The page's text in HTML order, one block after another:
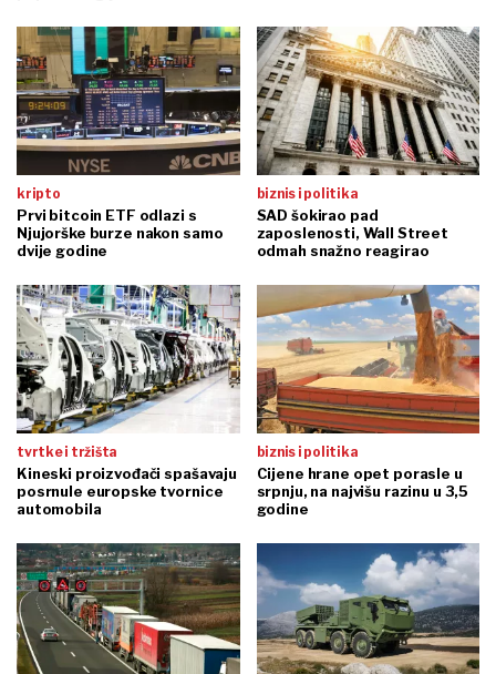
kripto
Prvi bitcoin ETF odlazi s
Njujorške burze nakon samo
dvije godine
biznis i politika
SAD šokirao pad
zaposlenosti, Wall Street
odmah snažno reagirao
tvrtke i tržišta
Kineski proizvođači spašavaju
posrnule europske tvornice
automobila
biznis i politika
Cijene hrane opet porasle u
srpnju, na najvišu razinu u 3,5
godine